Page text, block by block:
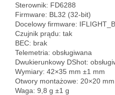
Sterownik: FD6288
Firmware: BL32 (32-bit)
Docelowy firmware:
Czujnik prądu: tak
BEC: brak
Telemetria: obsługiwana
Dwukierunkowy DShot:
Wymiary: 42×35 mm ±1 mm
Otwory montażowe: 20×20
Waga: 9,8 g ±1 g